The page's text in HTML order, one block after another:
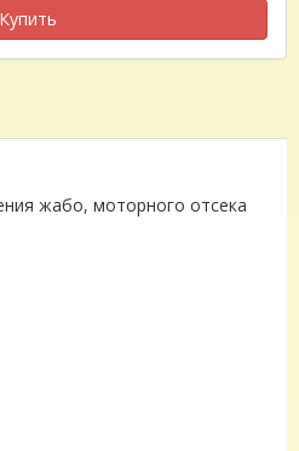
Купить
жабо, моторного отсека